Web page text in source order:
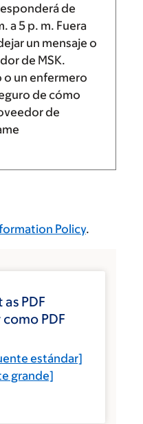
de
a5 p. m. Fuera
un mensaje o
de MSK.
o un enfermero
de cómo
de
Policy.
PDF
PDF
estándar]
grande]